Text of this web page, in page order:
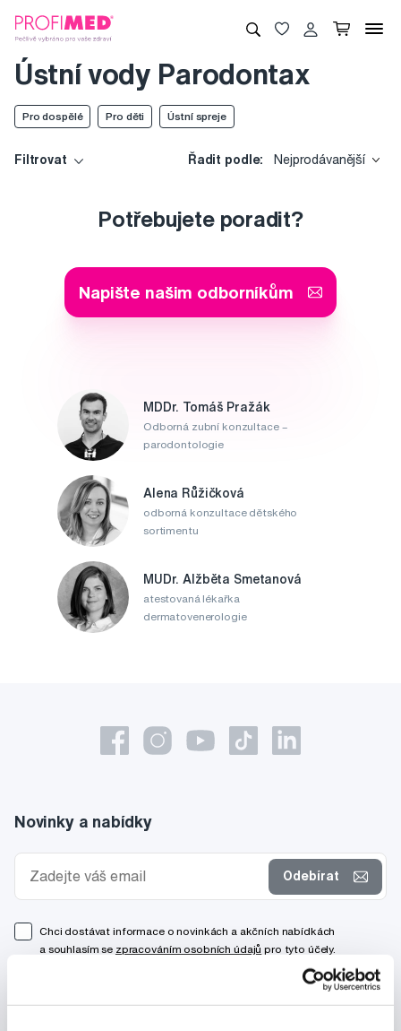
Ústní vody Parodontax
Pro dospělé Pro děti Ústní spreje
Filtrovat Řadit podle: Nejprodávanější
Potřebujete poradit?
Napište našim odborníkům
MDDr. Tomáš Pražák
Odborná zubní konzultace –
parodontologie
Alena Růžičková
odborná konzultace dětského
sortimentu
MUDr. Alžběta Smetanová
atestovaná lékařka
dermatovenerologie
Novinky a nabídky
Odebírat
Chci dostávat informace o novinkách a akčních nabídkách
a souhlasím se zpracováním osobních údajů pro tyto účely.